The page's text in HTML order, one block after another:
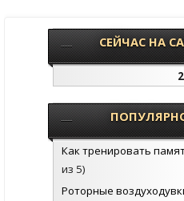
СЕЙЧАС НА
Как тренировать
из 5)
Роторные